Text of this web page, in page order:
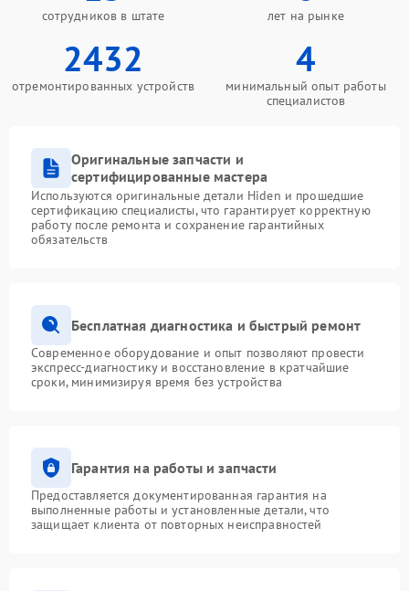
сотрудников в штате лет на рынке
2432
отремонтированных устройств
4
минимальный опыт работы
специалистов
Оригинальные запчасти и
сертифицированные мастера
Используются оригинальные детали Hiden и прошедшие
сертификацию специалисты, что гарантирует корректную
работу после ремонта и сохранение гарантийных
обязательств
Бесплатная диагностика и быстрый ремонт
Современное оборудование и опыт позволяют провести
экспресс-диагностику и восстановление в кратчайшие
сроки, минимизируя время без устройства
Гарантия на работы и запчасти
Предоставляется документированная гарантия на
выполненные работы и установленные детали, что
защищает клиента от повторных неисправностей